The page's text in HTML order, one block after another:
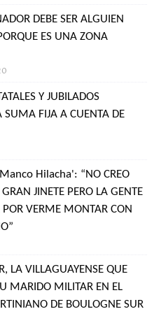
DEBE SER ALGUIEN
ES UNA ZONA
Y JUBILADOS
SUMA FIJA A CUENTA DE
Hilacha': “NO CREO
JINETE PERO LA GENTE
VERME MONTAR CON
LA VILLAGUAYENSE QUE
MARIDO MILITAR EN EL
DE BOULOGNE SUR